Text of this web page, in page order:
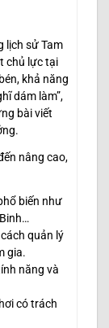
lịch sử Tam
chủ lực tại
khả năng
dám làm”,
bài viết
nâng cao,
biến như
quản lý
gia.
năng và
có trách